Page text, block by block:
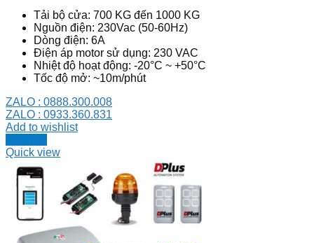
Tải bộ cửa: 700 KG đến 1000 KG
Nguồn điện: 230Vac (50-60Hz)
Dòng điện: 6A
Điện áp motor sử dụng: 230 VAC
Nhiệt độ hoạt động: -20°C ~ +50°C
Tốc độ mở: ~10m/phút
ZALO : 0888.300.008
ZALO : 0933.360.831
Add to wishlist
Đọc tiếp
Quick view